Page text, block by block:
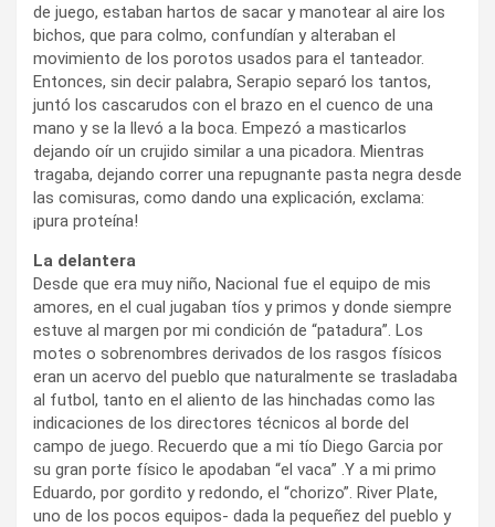
de juego, estaban hartos de sacar y manotear al aire los
bichos, que para colmo, confundían y alteraban el
movimiento de los porotos usados para el tanteador.
Entonces, sin decir palabra, Serapio separó los tantos,
juntó los cascarudos con el brazo en el cuenco de una
mano y se la llevó a la boca. Empezó a masticarlos
dejando oír un crujido similar a una picadora. Mientras
tragaba, dejando correr una repugnante pasta negra desde
las comisuras, como dando una explicación, exclama:
¡pura proteína!
La delantera
Desde que era muy niño, Nacional fue el equipo de mis
amores, en el cual jugaban tíos y primos y donde siempre
estuve al margen por mi condición de “patadura”. Los
motes o sobrenombres derivados de los rasgos físicos
eran un acervo del pueblo que naturalmente se trasladaba
al futbol, tanto en el aliento de las hinchadas como las
indicaciones de los directores técnicos al borde del
campo de juego. Recuerdo que a mi tío Diego Garcia por
su gran porte físico le apodaban “el vaca” .Y a mi primo
Eduardo, por gordito y redondo, el “chorizo”. River Plate,
uno de los pocos equipos- dada la pequeñez del pueblo y